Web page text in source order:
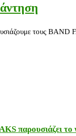
τους BAND
παρουσιάζει το